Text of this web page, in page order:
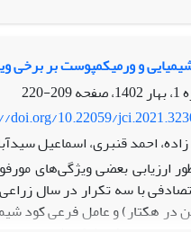
و ورمی‏کمپوست بر برخی
209-220
doi.org/10.22059/
احمد قنبری، اسماعیل
ارزیابی بعضی ویژگی‌های